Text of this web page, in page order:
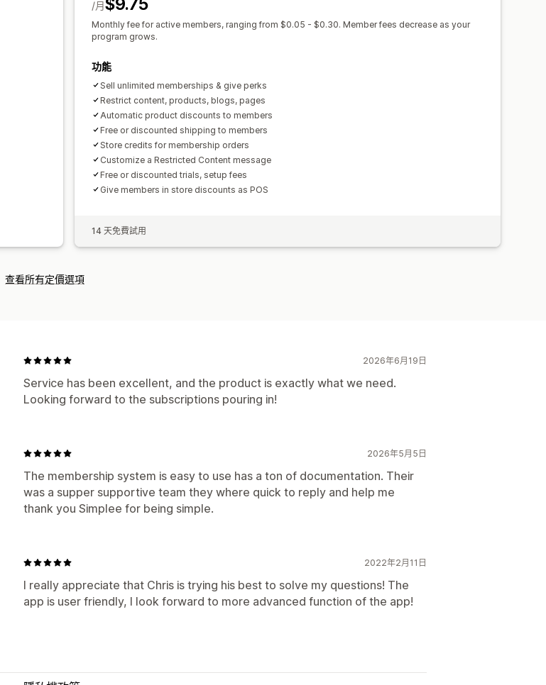
$9.75
/月
Monthly fee for active members, ranging from $0.05 - $0.30. Member fees decrease as your
program grows.
功能
Sell unlimited memberships & give perks
Restrict content, products, blogs, pages
Automatic product discounts to members
Free or discounted shipping to members
Store credits for membership orders
Customize a Restricted Content message
Free or discounted trials, setup fees
Give members in store discounts as POS
14 天免費試用
查看所有定價選項
2026年6月19日
Service has been excellent, and the product is exactly what we need.
Looking forward to the subscriptions pouring in!
2026年5月5日
The membership system is easy to use has a ton of documentation. Their
was a supper supportive team they where quick to reply and help me
thank you Simplee for being simple.
2022年2月11日
I really appreciate that Chris is trying his best to solve my questions! The
app is user friendly, I look forward to more advanced function of the app!